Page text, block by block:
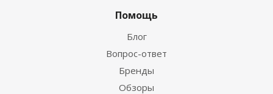
Помощь
Блог
Вопрос-ответ
Бренды
Обзоры